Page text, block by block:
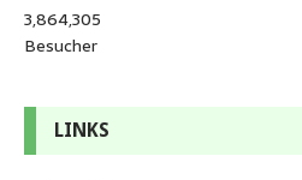
3,864,305
Besucher
LINKS